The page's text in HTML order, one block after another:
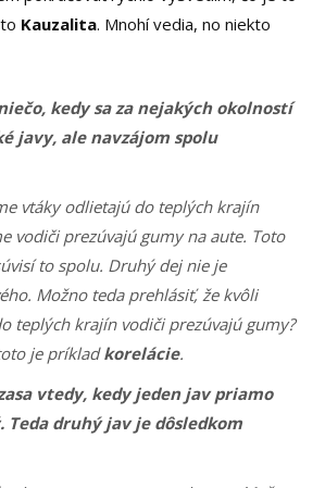
Kauzalita. Mnohí vedia, no niekto
kedy sa za nejakých okolností
javy, ale navzájom spolu
vtáky odlietajú do teplých krajín
vodiči prezúvajú gumy na aute. Toto
to spolu. Druhý dej nie je
Možno teda prehlásiť, že kvôli
teplých krajín vodiči prezúvajú gumy?
je príkladkorelácie.
vtedy, kedy jeden jav priamo
Teda druhý jav je dôsledkom